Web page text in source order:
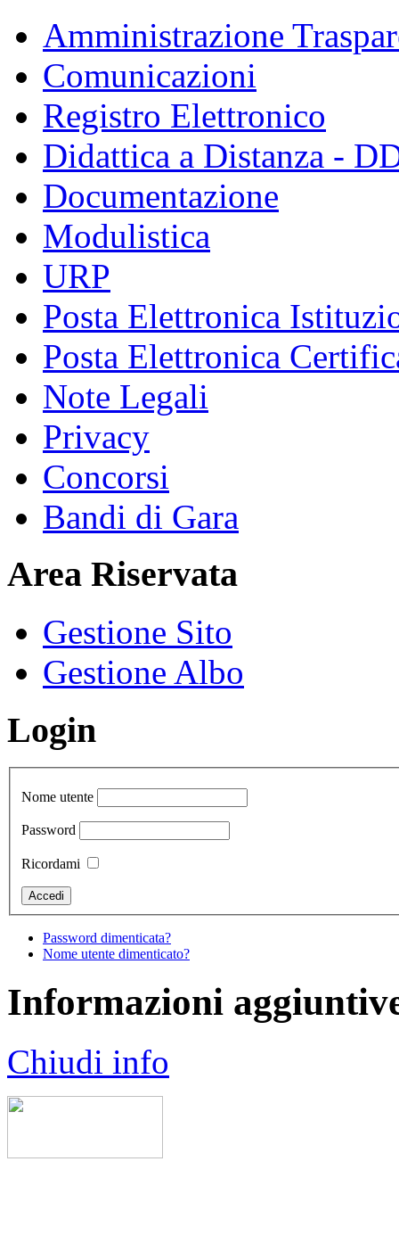
Amministrazione
Comunicazioni
Registro Elettronico
Didattica a Distanza -
Documentazione
Modulistica
URP
Posta Elettronica
Posta Elettronica
Note Legali
Privacy
Concorsi
Bandi di Gara
Area Riservata
Gestione Sito
Gestione Albo
Login
Nome utente
Password
Ricordami
Password dimenticata?
Nome utente dimenticato?
Informazioni
Chiudi info